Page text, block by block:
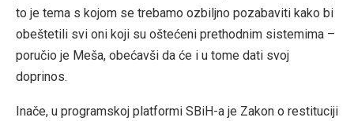
to je tema s kojom se trebamo ozbiljno pozabaviti kako bi
obeštetili svi oni koji su oštećeni prethodnim sistemima –
poručio je Meša, obećavši da će i u tome dati svoj
doprinos.
Inače, u programskoj platformi SBiH-a je Zakon o restituciji